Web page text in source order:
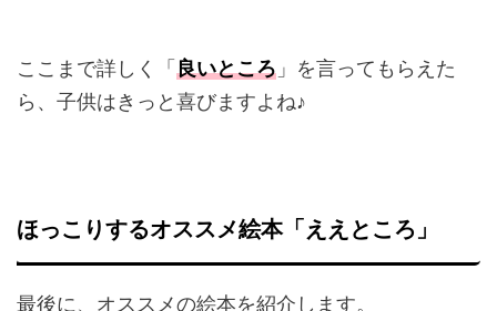
ここまで詳しく「 良いところ 」を言ってもらえた
ら、子供はきっと喜びますよね♪
ほっこりするオススメ絵本「ええところ」
最後に、オススメの絵本を紹介します。